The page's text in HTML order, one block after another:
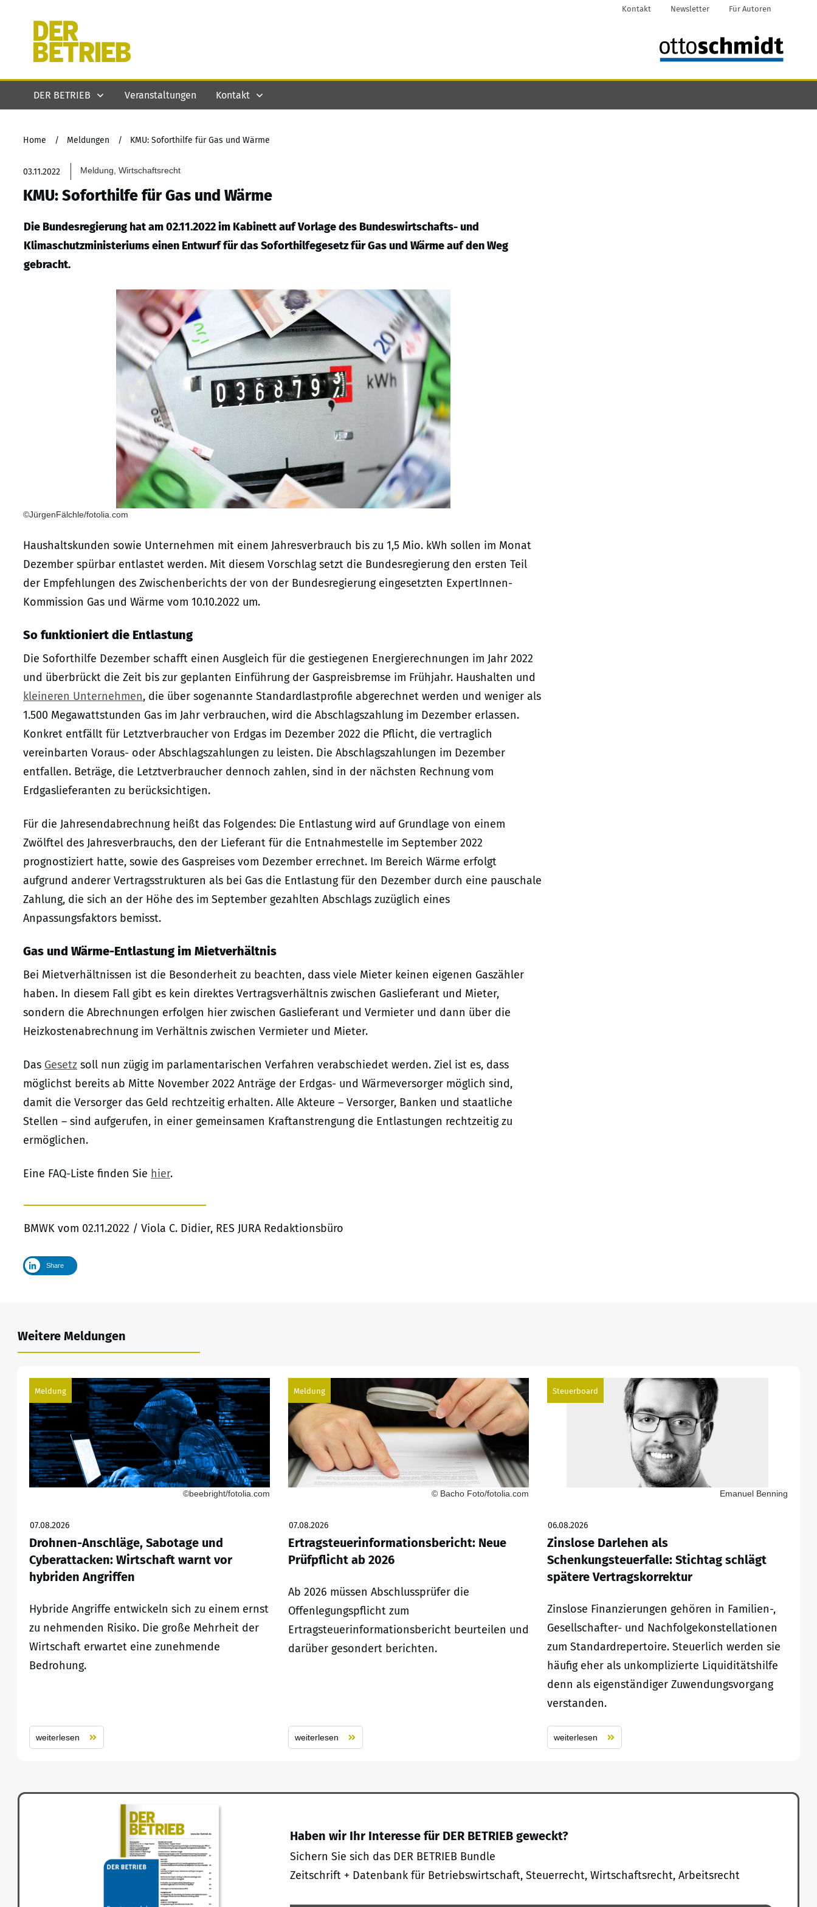
Kontakt Newsletter Für Autoren
DER BETRIEB Veranstaltungen Kontakt
Home / Meldungen / KMU: Soforthilfe für Gas und Wärme
03.11.2022 Meldung, Wirtschaftsrecht
KMU: Soforthilfe für Gas und Wärme
Die Bundesregierung hat am 02.11.2022 im Kabinett auf Vorlage des Bundeswirtschafts- und
Klimaschutzministeriums einen Entwurf für das Soforthilfegesetz für Gas und Wärme auf den Weg
gebracht.
©JürgenFälchle/fotolia.com
Haushaltskunden sowie Unternehmen mit einem Jahresverbrauch bis zu 1,5 Mio. kWh sollen im Monat
Dezember spürbar entlastet werden. Mit diesem Vorschlag setzt die Bundesregierung den ersten Teil
der Empfehlungen des Zwischenberichts der von der Bundesregierung eingesetzten ExpertInnen-
Kommission Gas und Wärme vom 10.10.2022 um.
So funktioniert die Entlastung
Die Soforthilfe Dezember schafft einen Ausgleich für die gestiegenen Energierechnungen im Jahr 2022
und überbrückt die Zeit bis zur geplanten Einführung der Gaspreisbremse im Frühjahr. Haushalten und
kleineren Unternehmen, die über sogenannte Standardlastprofile abgerechnet werden und weniger als
1.500 Megawattstunden Gas im Jahr verbrauchen, wird die Abschlagszahlung im Dezember erlassen.
Konkret entfällt für Letztverbraucher von Erdgas im Dezember 2022 die Pflicht, die vertraglich
vereinbarten Voraus- oder Abschlagszahlungen zu leisten. Die Abschlagszahlungen im Dezember
entfallen. Beträge, die Letztverbraucher dennoch zahlen, sind in der nächsten Rechnung vom
Erdgaslieferanten zu berücksichtigen.
Für die Jahresendabrechnung heißt das Folgendes: Die Entlastung wird auf Grundlage von einem
Zwölftel des Jahresverbrauchs, den der Lieferant für die Entnahmestelle im September 2022
prognostiziert hatte, sowie des Gaspreises vom Dezember errechnet. Im Bereich Wärme erfolgt
aufgrund anderer Vertragsstrukturen als bei Gas die Entlastung für den Dezember durch eine pauschale
Zahlung, die sich an der Höhe des im September gezahlten Abschlags zuzüglich eines
Anpassungsfaktors bemisst.
Gas und Wärme-Entlastung im Mietverhältnis
Bei Mietverhältnissen ist die Besonderheit zu beachten, dass viele Mieter keinen eigenen Gaszähler
haben. In diesem Fall gibt es kein direktes Vertragsverhältnis zwischen Gaslieferant und Mieter,
sondern die Abrechnungen erfolgen hier zwischen Gaslieferant und Vermieter und dann über die
Heizkostenabrechnung im Verhältnis zwischen Vermieter und Mieter.
Das Gesetz soll nun zügig im parlamentarischen Verfahren verabschiedet werden. Ziel ist es, dass
möglichst bereits ab Mitte November 2022 Anträge der Erdgas- und Wärmeversorger möglich sind,
damit die Versorger das Geld rechtzeitig erhalten. Alle Akteure – Versorger, Banken und staatliche
Stellen – sind aufgerufen, in einer gemeinsamen Kraftanstrengung die Entlastungen rechtzeitig zu
ermöglichen.
Eine FAQ-Liste finden Sie hier.
BMWK vom 02.11.2022 / Viola C. Didier, RES JURA Redaktionsbüro
Share
Weitere Meldungen
Meldung
©beebright/fotolia.com
07.08.2026
Drohnen-Anschläge, Sabotage und
Cyberattacken: Wirtschaft warnt vor
hybriden Angriffen
Hybride Angriffe entwickeln sich zu einem ernst
zu nehmenden Risiko. Die große Mehrheit der
Wirtschaft erwartet eine zunehmende
Bedrohung.
weiterlesen
Meldung
© Bacho Foto/fotolia.com
07.08.2026
Ertragsteuerinformationsbericht: Neue
Prüfpflicht ab 2026
Ab 2026 müssen Abschlussprüfer die
Offenlegungspflicht zum
Ertragsteuerinformationsbericht beurteilen und
darüber gesondert berichten.
weiterlesen
Steuerboard
Emanuel Benning
06.08.2026
Zinslose Darlehen als
Schenkungsteuerfalle: Stichtag schlägt
spätere Vertragskorrektur
Zinslose Finanzierungen gehören in Familien-,
Gesellschafter- und Nachfolgekonstellationen
zum Standardrepertoire. Steuerlich werden sie
häufig eher als unkomplizierte Liquiditätshilfe
denn als eigenständiger Zuwendungsvorgang
verstanden.
weiterlesen
Haben wir Ihr Interesse für DER BETRIEB geweckt?
Sichern Sie sich das DER BETRIEB Bundle
Zeitschrift + Datenbank für Betriebswirtschaft, Steuerrecht, Wirtschaftsrecht, Arbeitsrecht